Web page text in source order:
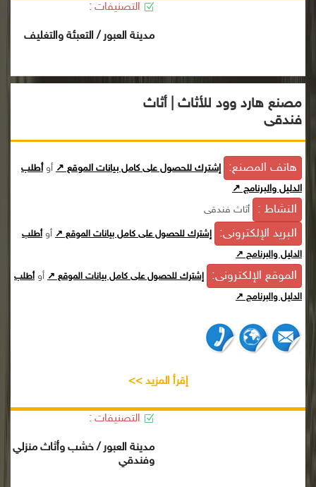
التصنيفات :
مدينة العبور / التعبئة والتغليف
مصنع هارد وود للأثاث | أثاث
فندقى
هاتف المصنع: إشترك للحصول على كامل بيانات الموقع ↗ أوأطلب
الدليل والبرنامج ↗
النشاط : أثاث فندقى
البريد الإلكترونى: إشترك للحصول على كامل بيانات الموقع ↗ أوأطلب
الدليل والبرنامج ↗
الموقع الإلكترونى: إشترك للحصول على كامل بيانات الموقع ↗ أوأطلب
الدليل والبرنامج ↗
إقرأ المزيد >>
التصنيفات :
مدينة العبور / خشب وأثاث منزلي
وفندقي